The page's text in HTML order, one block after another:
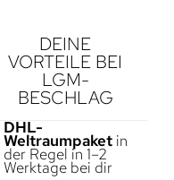
DEINE
VORTEILE BEI
LGM-
BESCHLAG
DHL-
Weltraumpaketin
der Regel in 1–2
Werktage bei dir